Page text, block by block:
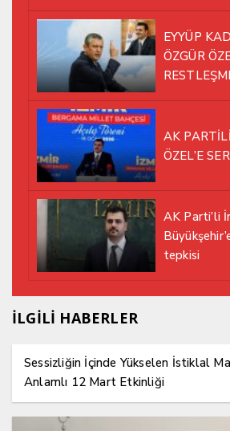
EYYÜP
ÖZGÜR
AK
ÖZEL’E
AK Parti’li
tepkisi
İLGİLİ HABERLER
Sessizliğin İçinde Yükselen İstiklal
Anlamlı 12 Mart Etkinliği